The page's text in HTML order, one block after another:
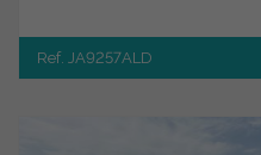
Ref. JA9257ALD